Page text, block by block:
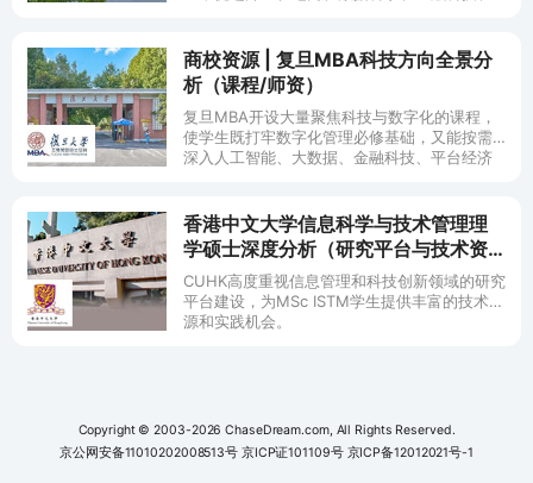
商校资源 | 复旦MBA科技方向全景分
析（课程/师资）
复旦MBA开设大量聚焦科技与数字化的课程，
使学生既打牢数字化管理必修基础，又能按需
深入人工智能、大数据、金融科技、平台经济
大家介绍。
香港中文大学信息科学与技术管理理
学硕士深度分析（研究平台与技术资
源支持）
CUHK高度重视信息管理和科技创新领域的研究
平台建设，为MSc ISTM学生提供丰富的技术资
源和实践机会。
Copyright © 2003-2026 ChaseDream.com, All Rights Reserved.
京公网安备11010202008513号 京ICP证101109号 京ICP备12012021号-1